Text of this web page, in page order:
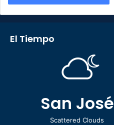
El Tiempo
San José
Scattered Clouds